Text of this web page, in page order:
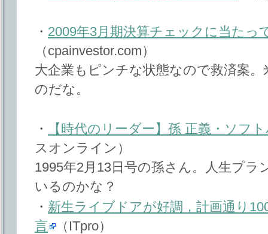
・ 2009年3月期決算チェックに当たっ
（cpainvestor.com）
大企業もピンチな状態なので救済案
のだな。
・
【時代のリーダー】孫 正義・ソフ
スオンライン）
1995年2月13日号の孫さん。人生プ
いるのかな？
・ 新生ライブドアが好調，計画通り
言
（ITpro）